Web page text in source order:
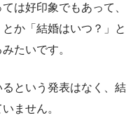
は好印象でもあって、
か「結婚はいつ？」と
たいです。
という発表はなく、結
ません。